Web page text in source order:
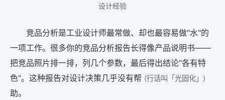
设计经验
竞品分析是工业设计师最常做、却也最容易做"水"的
一项工作。很多你的竞品分析报告长得像产品说明书——
把竞品照片排一排，列几个参数，最后得出结论"各有特
色"。这种报告对设计决策几乎没有帮 (行话叫「光固化」)
助。